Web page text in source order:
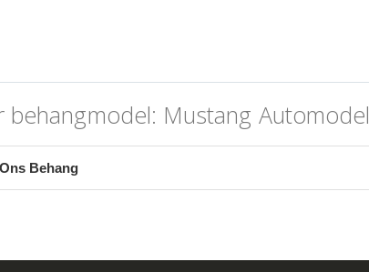
behangmodel: Mustang Automodel
Behang